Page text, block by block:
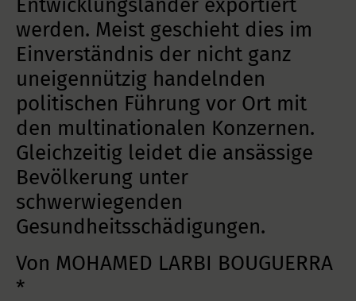
Entwicklungsländer exportiert
werden. Meist geschieht dies im
Einverständnis der nicht ganz
uneigennützig handelnden
politischen Führung vor Ort mit
den multinationalen Konzernen.
Gleichzeitig leidet die ansässige
Bevölkerung unter
schwerwiegenden
Gesundheitsschädigungen.
Von MOHAMED LARBI BOUGUERRA
*